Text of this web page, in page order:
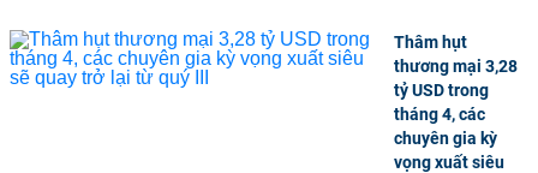
Thâm hụt
thương mại 3,28
tỷ USD trong
tháng 4, các
chuyên gia kỳ
vọng xuất siêu